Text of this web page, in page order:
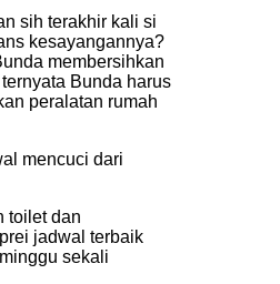
sih terakhir kali si
kesayangannya?
membersihkan
Bunda harus
peralatan rumah
mencuci dari
toilet dan
jadwal terbaik
sekali